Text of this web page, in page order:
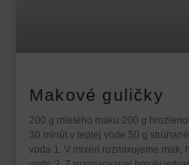
Makové guličky
200 g mletého maku 200 g
30 minút v teplej vode 50 g
voda 1. V mixéri rozmixujeme mak,